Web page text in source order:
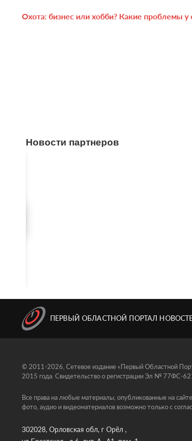
Охота: бизнес или хобби? Какие проблемы у
Новости партнеров
ПЕРВЫЙ ОБЛАСТНОЙ ПОРТАЛ
© 2011-2026, Сетевое издание «Первый Областной
2015 года. Свидетельство о регистрации Эл № 77ФС-
Все права на любые материалы, опубликованные на
фото, аудио и видеоматериалов возможно только с
302028, Орловская обл, г Орёл ,